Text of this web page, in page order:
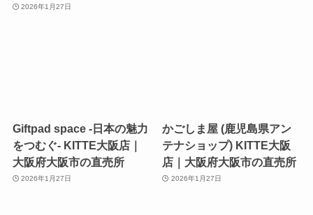
2026年1月27日
Giftpad space -日本の魅力
をつむぐ- KITTE大阪店｜
大阪府大阪市の直売所
2026年1月27日
かごしま屋 (鹿児島県アン
テナショップ) KITTE大阪
店｜大阪府大阪市の直売所
2026年1月27日